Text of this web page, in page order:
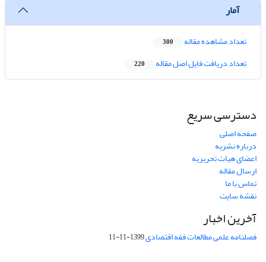
آمار
تعداد مشاهده مقاله 300
تعداد دریافت فایل اصل مقاله 220
دسترسی سریع
صفحه اصلی
درباره نشریه
اعضای هیات تحریریه
ارسال مقاله
تماس با ما
نقشه سایت
آخرین اخبار
فصلنامه علمی مطالعات فقه اقتصادی1399-11-11